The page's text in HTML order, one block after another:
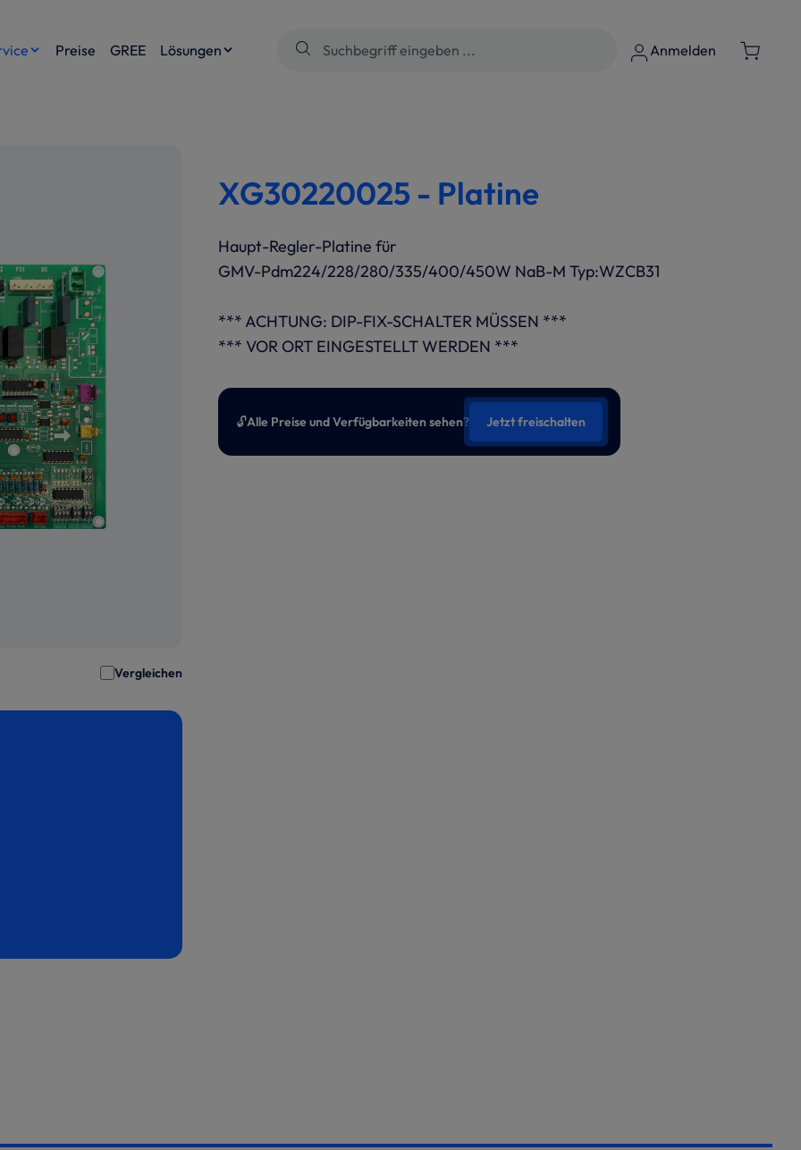
Preise GREE Lösungen Anmelden
Vergleichen
XG30220025 - Platine
Haupt-Regler-Platine für
GMV-Pdm224/228/280/335/400/450W NaB-M Typ:WZCB31
*** ACHTUNG: DIP-FIX-SCHALTER MÜSSEN ***
*** VOR ORT EINGESTELLT WERDEN ***
🔓Alle Preise und Verfügbarkeiten sehen? Jetzt freischalten